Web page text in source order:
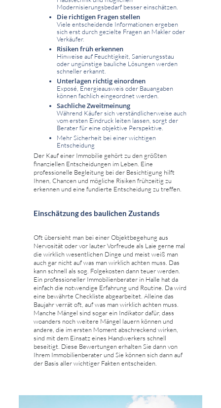
Modernisierungsbedarf besser einschätzen.
Die richtigen Fragen stellen
Viele entscheidende Informationen ergeben
sich erst durch gezielte Fragen an Makler oder
Verkäufer.
Risiken früh erkennen
Hinweise auf Feuchtigkeit, Sanierungsstau
oder ungünstige bauliche Lösungen werden
schneller erkannt.
Unterlagen richtig einordnen
Exposé, Energieausweis oder Bauangaben
können fachlich eingeordnet werden.
Sachliche Zweitmeinung
Während Käufer sich verständlicherweise auch
vom ersten Eindruck leiten lassen, sorgt der
Berater für eine objektive Perspektive.
Mehr Sicherheit bei einer wichtigen
Entscheidung
Der Kauf einer Immobilie gehört zu den größten
finanziellen Entscheidungen im Leben. Eine
professionelle Begleitung bei der Besichtigung hilft
Ihnen, Chancen und mögliche Risiken frühzeitig zu
erkennen und eine fundierte Entscheidung zu treffen.
Einschätzung des baulichen Zustands
Oft übersieht man bei einer Objektbegehung aus
Nervosität oder vor lauter Vorfreude als Laie gerne mal
die wirklich wesentlichen Dinge und meist weiß man
auch gar nicht auf was man wirklich achten muss. Das
kann schnell als sog. Folgekosten dann teuer werden.
Ein professioneller Immobilienberater in Halle hat da
einfach die notwendige Erfahrung und Routine. Da wird
eine bewährte Checkliste abgearbeitet. Alleine das
Baujahr verrät oft, auf was man wirklich achten muss.
Manche Mängel sind sogar ein Indikator dafür, dass
woanders noch weitere Mängel lauern können und
andere, die im ersten Moment abschreckend wirken,
sind mit dem Einsatz eines Handwerkers schnell
beseitigt. Diese Bewertungen erhalten Sie dann von
Ihrem Immobilienberater und Sie können sich dann auf
der Basis aller wichtiger Fakten entscheiden.